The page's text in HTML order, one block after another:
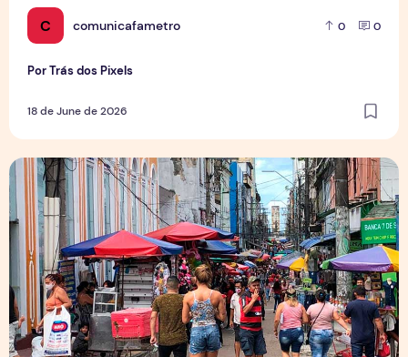
C comunicafametro 0 0
Por Trás dos Pixels
18 de June de 2026
Copa aquece vendas em setores específicos, mas não